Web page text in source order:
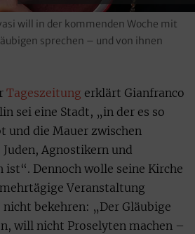
will in der kommenden Woche mit
sprechen – und von ihnen
Tageszeitung erklärt Gianfranco
sei eine Stadt, „in der es so
und die Mauer zwischen
Agnostikern und
Dennoch wolle seine Kirche
Veranstaltung
bekehren: „Der Gläubige
will nicht Proselyten machen –